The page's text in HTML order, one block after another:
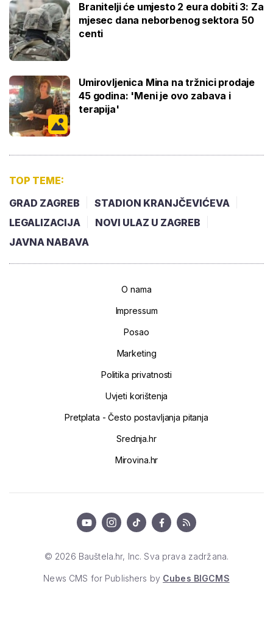
Branitelji će umjesto 2 eura dobiti 3: Za
mjesec dana neborbenog sektora 50
centi
Umirovljenica Mina na tržnici prodaje
45 godina: 'Meni je ovo zabava i
terapija'
TOP TEME:
GRAD ZAGREB
STADION KRANJČEVIĆEVA
LEGALIZACIJA
NOVI ULAZ U ZAGREB
JAVNA NABAVA
O nama
Impressum
Posao
Marketing
Politika privatnosti
Uvjeti korištenja
Pretplata - Često postavljanja pitanja
Srednja.hr
Mirovina.hr
© 2026 Bauštela.hr, Inc. Sva prava zadržana.
News CMS for Publishers by Cubes BIGCMS